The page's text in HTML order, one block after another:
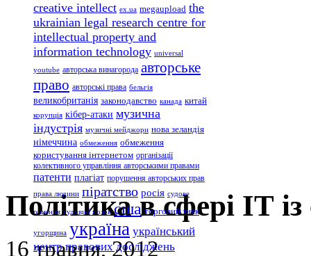
creative intellect ex.ua megaupload the
ukrainian legal research centre for
intellectual property and
information technology universal
youtube авторська винагорода авторське
право авторські права бельгія
великобританія законодавство канада китай
корупція кібер-атаки музична
індустрія музичні мейджори нова зеландія
німеччина обмеження обмеження
користування інтернетом організації
колективного управління авторськими правами
патенти плагіат порушення авторських прав
права людини піратство росія судове
рішення судовий позов сша торговий знак
угорщина україна український
центр правових досліджень
Політика в сфері ІТ
16 травня, 2012